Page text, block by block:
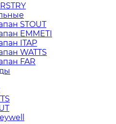
STOUT
EMMETI
ITAP
WATTS
FAR